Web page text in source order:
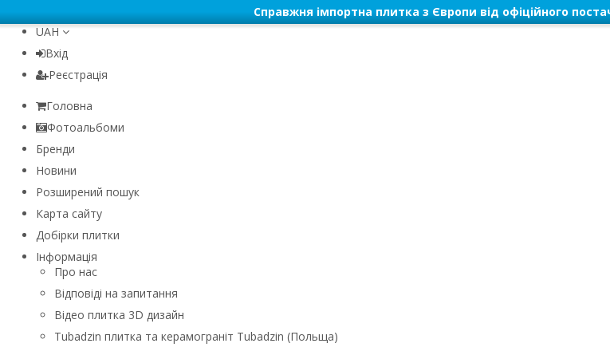
Справжня імпортна плитка з Європи від офіційного
UAH
Вхід
Реєстрація
Головна
Фотоальбоми
Бренди
Новини
Розширений пошук
Карта сайту
Добірки плитки
Інформація
Про нас
Відповіді на запитання
Відео плитка 3D дизайн
Tubadzin плитка та керамограніт Tubadzin (Польща)